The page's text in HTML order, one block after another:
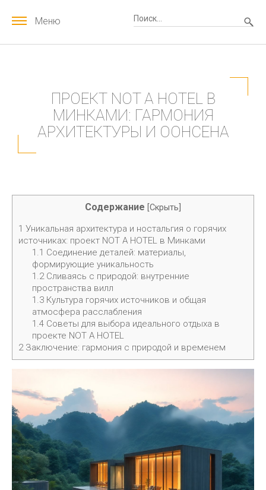
Меню
ПРОЕКТ NOT A HOTEL В
МИНКАМИ: ГАРМОНИЯ
АРХИТЕКТУРЫ И ООНСЕНА
Содержание Скрыть
1 Уникальная архитектура и ностальгия о горячих
источниках: проект NOT A HOTEL в Минками
1.1 Соединение деталей: материалы,
формирующие уникальность
1.2Сливаясь с природой: внутренние
пространства вилл
1.3Культура горячих источников и общая
атмосфера расслабления
1.4Советы для выбора идеального отдыха в
проекте NOT A HOTEL
2Заключение: гармония с природой и временем